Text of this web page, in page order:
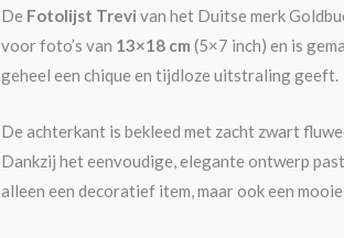
De Fotolijst Trevi van het Duitse merk
voor foto’s van 13×18 cm (5×7 inch) en is
geheel een chique en tijdloze uitstraling geeft.
De achterkant is bekleed met zacht zwart
Dankzij het eenvoudige, elegante ontwerp
alleen een decoratief item, maar ook een